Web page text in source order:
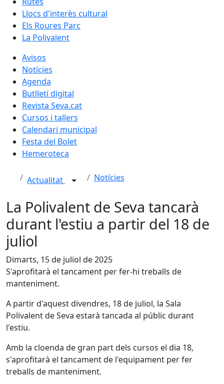
Llocs d'interès cultural
Els Roures Parc
La Polivalent
Avisos
Notícies
Agenda
Butlletí digital
Revista Seva.cat
Cursos i tallers
Calendari municipal
Festa del Bolet
Hemeroteca
Actualitat Notícies
La Polivalent de Seva tancarà
durant l'estiu a partir del 18 de
juliol
Dimarts, 15 de juliol de 2025
S'aprofitarà el tancament per fer-hi treballs de
manteniment.
A partir d'aquest divendres, 18 de juliol, la Sala
Polivalent de Seva estarà tancada al públic durant
l'estiu.
Amb la cloenda de gran part dels cursos el dia 18,
s'aprofitarà el tancament de l'equipament per fer
treballs de manteniment.